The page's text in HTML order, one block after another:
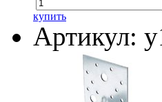
купить
Артикул: